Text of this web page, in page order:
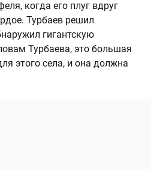
когда его плуг вдруг
Турбаев решил
гигантскую
Турбаева, это большая
этого села, и она должна